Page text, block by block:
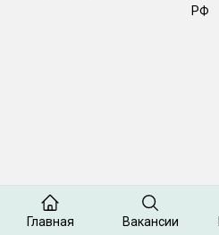
РФ
Главная Вакансии